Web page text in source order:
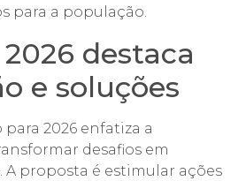
para a população.
destaca
e soluções
2026 enfatiza a
desafios em
A proposta é estimular ações